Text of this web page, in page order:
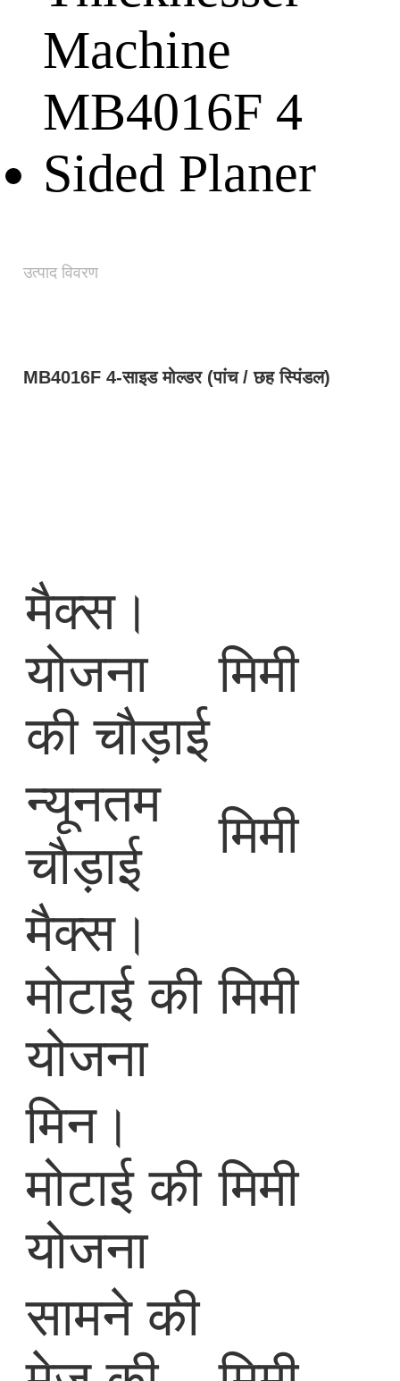
उत्पाद विवरण
MB4016F 4-साइड मोल्डर (पांच / छह स्पिंडल)
मैक्स।
योजना
की चौड़ाई
मिमी
न्यूनतम
चौड़ाई
मिमी
मैक्स।
मोटाई की
योजना
मिमी
मिन।
मोटाई की
योजना
मिमी
सामने की